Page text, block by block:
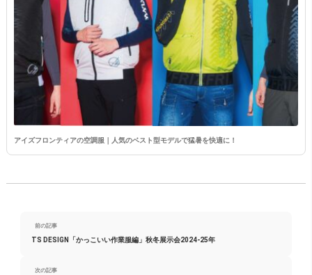
アイズフロンティアの空調服｜人気のベスト型モデルで猛暑を快適に！
前の記事
TS DESIGN「かっこいい作業服編」秋冬展示会2024-25年
次の記事